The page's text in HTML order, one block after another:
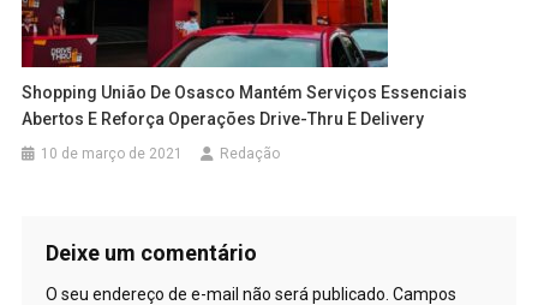
Shopping União De Osasco Mantém Serviços Essenciais
Abertos E Reforça Operações Drive-Thru E Delivery
10 de março de 2021 Redação
Deixe um comentário
O seu endereço de e-mail não será publicado. Campos